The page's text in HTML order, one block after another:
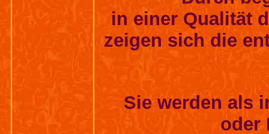
in einer Qualität
zeigen sichdie
Sie werden als
oder